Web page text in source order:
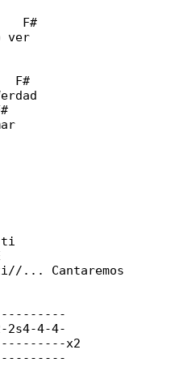
F#
ver
F#
ti
... Cantaremos
4-4-
x2